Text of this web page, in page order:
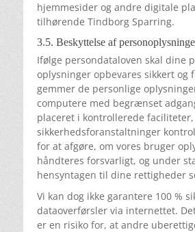
hjemmesider og andre digitale
tilhørende Tindborg Sparring.
3.5. Beskyttelse af
Ifølge persondataloven skal dine
oplysninger opbevares sikkert og
gemmer de personlige
computere med begrænset
placeret i kontrollerede faciliteter,
sikkerhedsforanstaltninger
for at afgøre, om vores bruger
håndteres forsvarligt, og under
hensyntagen til dine rettigheder
Vi kan dog ikke garantere 100 %
dataoverførsler via internettet.
er en risiko for, at andre